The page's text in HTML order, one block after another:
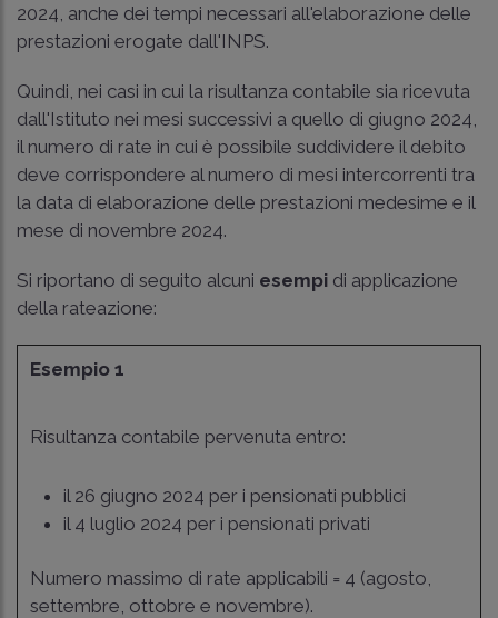
2024, anche dei tempi necessari all'elaborazione delle
prestazioni erogate dall'INPS.
Quindi, nei casi in cui la risultanza contabile sia ricevuta
dall'Istituto nei mesi successivi a quello di giugno 2024,
il numero di rate in cui è possibile suddividere il debito
deve corrispondere al numero di mesi intercorrenti tra
la data di elaborazione delle prestazioni medesime e il
mese di novembre 2024.
Si riportano di seguito alcuni esempi di applicazione
della rateazione:
Esempio 1
Risultanza contabile pervenuta entro:
il 26 giugno 2024 per i pensionati pubblici
il 4 luglio 2024 per i pensionati privati
Numero massimo di rate applicabili = 4 (agosto,
settembre, ottobre e novembre).